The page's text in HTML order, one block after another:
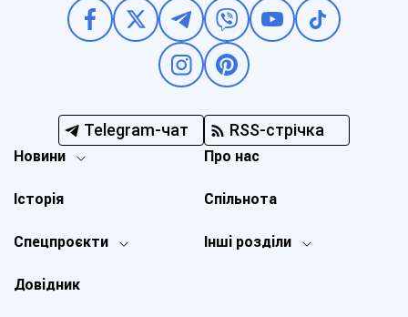
Telegram-чат RSS-стрічка
Новини
Спецпроєкти Інші розділи
Історія
Про нас
Довідник
Спільнота